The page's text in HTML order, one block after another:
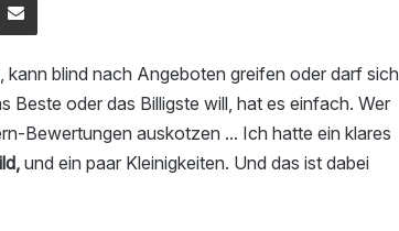
blind nach Angeboten greifen oder darf sich
Beste oder das Billigste will, hat es einfach. Wer
Bewertungen auskotzen ... Ich hatte ein klares
und ein paar Kleinigkeiten. Und das ist dabei